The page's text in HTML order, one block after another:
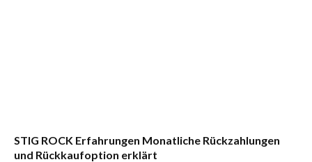
STIG ROCK Erfahrungen Monatliche Rückzahlungen
und Rückkaufoption erklärt